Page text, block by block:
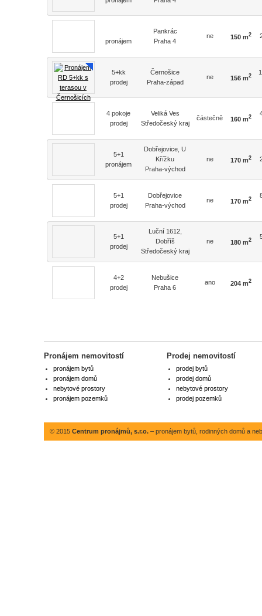
pronájem
Pankrác
Praha 4
ne 150 m2
5+kk
prodej
Černošice
Praha-západ
ne 156 m2
4 pokoje
prodej
Veliká Ves
Středočeský kraj
částečně 160 m2
5+1
pronájem
Dobřejovice, U
Křížku
Praha-východ
ne 170 m2
5+1
prodej
Dobřejovice
Praha-východ
ne 170 m2
5+1
prodej
Luční 1612,
Dobříš
Středočeský kraj
ne 180 m2
4+2
prodej
Nebušice
Praha 6
ano 204 m2
Pronájem nemovitostí
pronájem bytů
pronájem domů
nebytové prostory
pronájem pozemků
Prodej nemovitostí
prodej bytů
prodej domů
nebytové prostory
prodej pozemků
© 2015 Centrum pronájmů, s.r.o.– pronájem bytů, rodinných domů a